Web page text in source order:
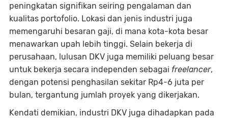
peningkatan signifikan seiring pengalaman dan
kualitas portofolio. Lokasi dan jenis industri juga
memengaruhi besaran gaji, di mana kota-kota besar
menawarkan upah lebih tinggi. Selain bekerja di
perusahaan, lulusan DKV juga memiliki peluang besar
untuk bekerja secara independen sebagai freelancer,
dengan potensi penghasilan sekitar Rp4-6 juta per
bulan, tergantung jumlah proyek yang dikerjakan.
Kendati demikian, industri DKV juga dihadapkan pada